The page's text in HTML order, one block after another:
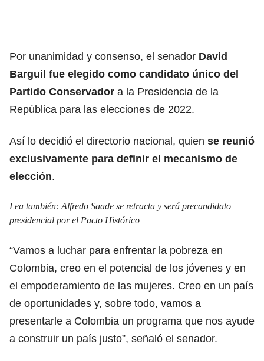
Por unanimidad y consenso, el senador David
Barguil fue elegido como candidato único del
Partido Conservador a la Presidencia de la
República para las elecciones de 2022.
Así lo decidió el directorio nacional, quien se reunió
exclusivamente para definir el mecanismo de
elección.
Lea también: Alfredo Saade se retracta y será precandidato
presidencial por el Pacto Histórico
“Vamos a luchar para enfrentar la pobreza en
Colombia, creo en el potencial de los jóvenes y en
el empoderamiento de las mujeres. Creo en un país
de oportunidades y, sobre todo, vamos a
presentarle a Colombia un programa que nos ayude
a construir un país justo”, señaló el senador.